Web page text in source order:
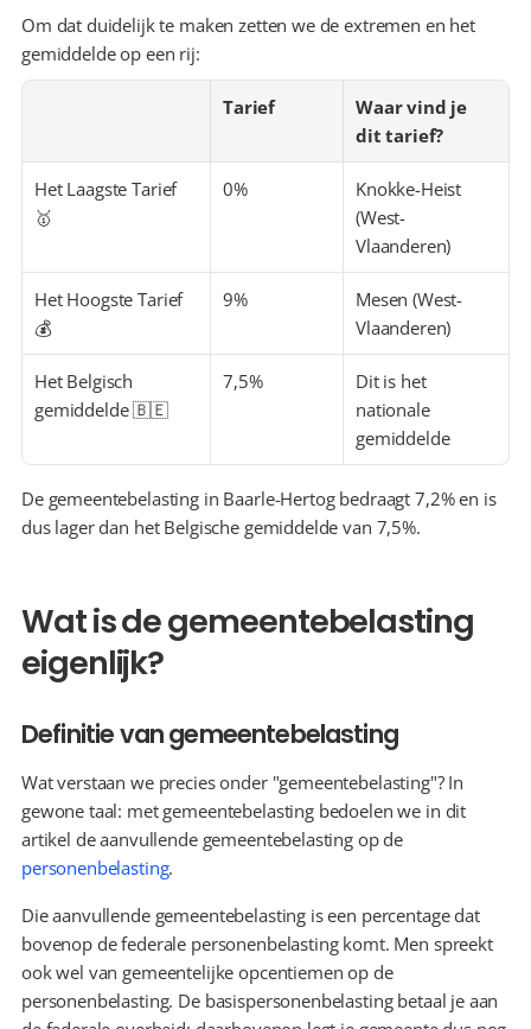
Om dat duidelijk te maken zetten we de extremen en het
gemiddelde op een rij:
Tarief
Waar vind je
dit tarief?
Het Laagste Tarief
🥇
0%
Knokke-Heist
(West-
Vlaanderen)
Het Hoogste Tarief
💰
9%
Mesen (West-
Vlaanderen)
Het Belgisch
gemiddelde 🇧🇪
7,5%
Dit is het
nationale
gemiddelde
De gemeentebelasting in Baarle-Hertog bedraagt 7,2% en is
dus lager dan het Belgische gemiddelde van 7,5%.
Wat is de gemeentebelasting
eigenlijk?
Definitie van gemeentebelasting
Wat verstaan we precies onder "gemeentebelasting"? In
gewone taal: met gemeentebelasting bedoelen we in dit
personenbelasting.
Die aanvullende gemeentebelasting is een percentage dat
bovenop de federale personenbelasting komt. Men spreekt
ook wel van gemeentelijke opcentiemen op de
personenbelasting. De basispersonenbelasting betaal je aan